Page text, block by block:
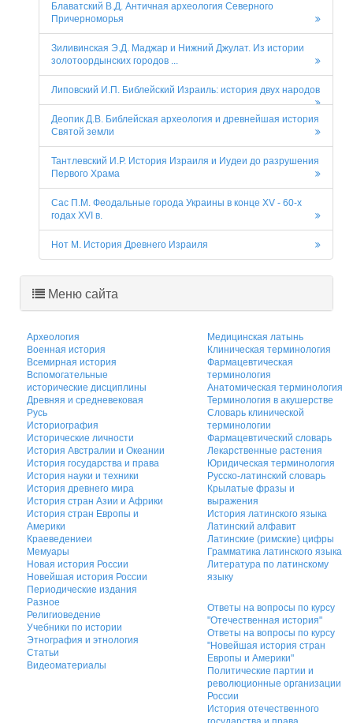
Блаватский В.Д. Античная археология Северного
Причерноморья
Зиливинская Э.Д. Маджар и Нижний Джулат. Из истории
золотоордынских городов ...
Липовский И.П. Библейский Израиль: история двух народов
Деопик Д.В. Библейская археология и древнейшая история
Святой земли
Тантлевский И.Р. История Израиля и Иудеи до разрушения
Первого Храма
Сас П.М. Феодальные города Украины в конце XV - 60-х
годах XVI в.
Нот М. История Древнего Израиля
Меню сайта
Археология
Военная история
Всемирная история
Вспомогательные
исторические дисциплины
Древняя и средневековая
Русь
Историография
Исторические личности
История Австралии и Океании
История государства и права
История науки и техники
История древнего мира
История стран Азии и Африки
История стран Европы и
Америки
Краеведениеи
Мемуары
Новая история России
Новейшая история России
Периодические издания
Разное
Религиоведение
Учебники по истории
Этнография и этнология
Статьи
Видеоматериалы
Медицинская латынь
Клиническая терминология
Фармацевтическая
терминология
Анатомическая терминология
Терминология в акушерстве
Словарь клинической
терминологии
Фармацевтический словарь
Лекарственные растения
Юридическая терминология
Русско-латинский словарь
Крылатые фразы и
выражения
История латинского языка
Латинский алфавит
Латинские (римские) цифры
Грамматика латинского языка
Литература по латинскому
языку
Ответы на вопросы по курсу
"Отечественная история"
Ответы на вопросы по курсу
"Новейшая история стран
Европы и Америки"
Политические партии и
революционные организации
России
История отечественного